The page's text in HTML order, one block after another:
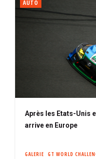
AUTO
Après les Etats-Unis
arrive en Europe
GALERIE GT WORLD